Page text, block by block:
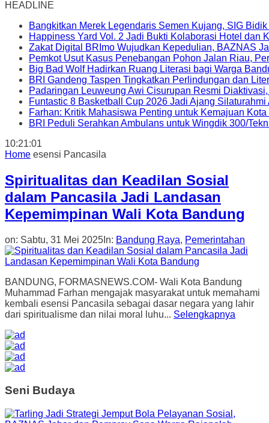
HEADLINE
Bangkitkan Merek Legendaris Semen Kujang, SIG
Happiness Yard Vol. 2 Jadi Bukti Kolaborasi Hotel dan
Zakat Digital BRImo Wujudkan Kepedulian, BAZNAS
Pemkot Usut Kasus Penebangan Pohon Jalan Riau,
Big Bad Wolf Hadirkan Ruang Literasi bagi Warga
BRI Gandeng Taspen Tingkatkan Perlindungan dan
Padaringan Leuweung Awi Cisurupan Resmi
Funtastic 8 Basketball Cup 2026 Jadi Ajang
Farhan: Kritik Mahasiswa Penting untuk Kemajuan
BRI Peduli Serahkan Ambulans untuk Wingdik 300/
10:21:02
Home esensi Pancasila
Spiritualitas dan Keadilan Sosial
dalam Pancasila Jadi Landasan
Kepemimpinan Wali Kota Bandung
on: Sabtu, 31 Mei 2025 In: Bandung Raya, Pemerintahan
BANDUNG, FORMASNEWS.COM- Wali Kota Bandung
Muhammad Farhan mengajak masyarakat untuk memahami
kembali esensi Pancasila sebagai dasar negara yang lahir
dari spiritualisme dan nilai moral luhu... Selengkapnya
Seni Budaya